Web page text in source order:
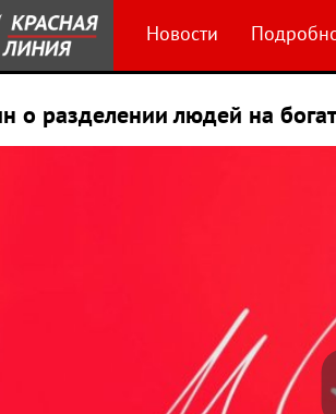
Новости
о разделении людей на